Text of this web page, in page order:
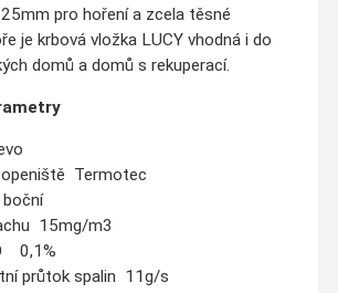
pro hoření a zcela těsné
je krbová vložka LUCY vhodná i do
domů a domů s rekuperací.
Termotec
15mg/m3
0,1%
průtok spalin 11g/s